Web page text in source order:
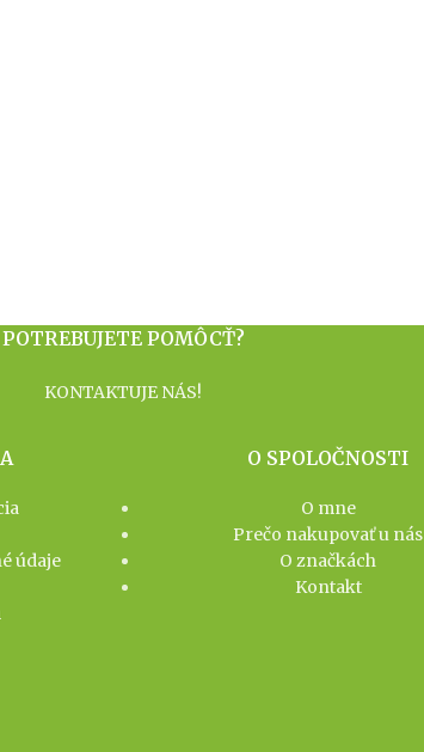
POTREBUJETE POMÔCŤ?
KONTAKTUJE NÁS!
údaje
O SPOLOČNOSTI
O mne
Prečo nakupovať u nás
O značkách
Kontakt